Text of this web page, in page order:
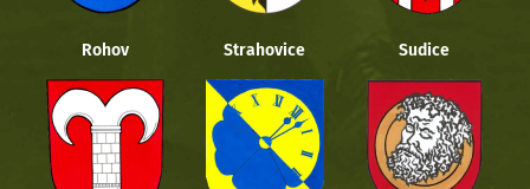
Rohov Strahovice Sudice